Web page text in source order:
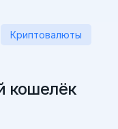
Криптовалюты
кошелёк